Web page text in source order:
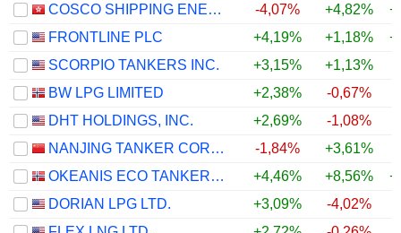
COSCO SHIPPING ENERGY TRANSPORTATION CO., LTD.
-4,07% +4,82%
FRONTLINE PLC
+4,19% +1,18%
SCORPIO TANKERS INC.
+3,15% +1,13%
BW LPG LIMITED
+2,38% -0,67%
DHT HOLDINGS, INC.
+2,69% -1,08%
NANJING TANKER CORPORATION
-1,84% +3,61%
OKEANIS ECO TANKERS CORP.
+4,46% +8,56%
DORIAN LPG LTD.
+3,09% -4,02%